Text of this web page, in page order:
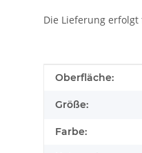
Die Lieferung
Produkteigenschaft
Wert
Oberfläche:
Größe:
Farbe: